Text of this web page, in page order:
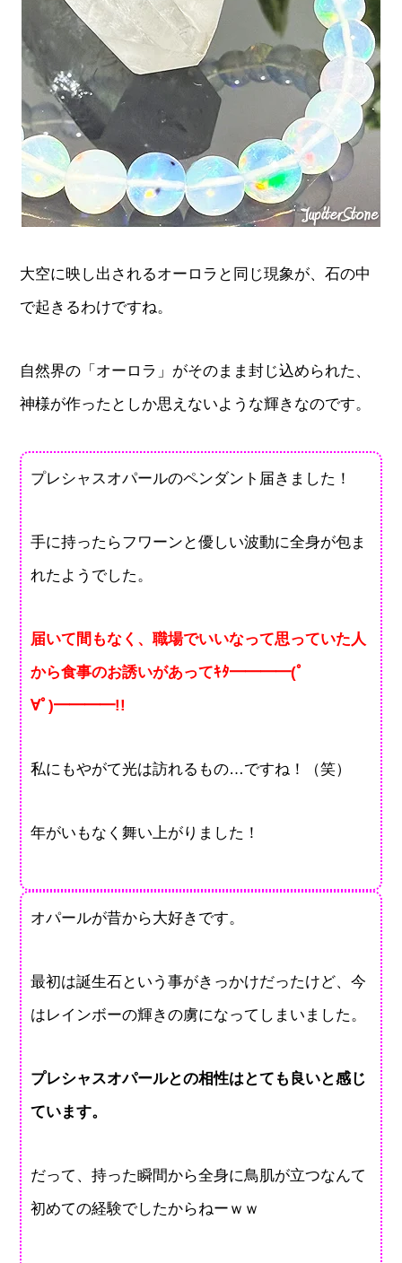
大空に映し出されるオーロラと同じ現象が、石の中
で起きるわけですね。
自然界の「オーロラ」がそのまま封じ込められた、
神様が作ったとしか思えないような輝きなのです。
プレシャスオパールのペンダント届きました！
手に持ったらフワーンと優しい波動に全身が包ま
れたようでした。
届いて間もなく、職場でいいなって思っていた人
から食事のお誘いがあってｷﾀ━━━━(ﾟ
∀ﾟ)━━━━!!
私にもやがて光は訪れるもの…ですね！（笑）
年がいもなく舞い上がりました！
オパールが昔から大好きです。
最初は誕生石という事がきっかけだったけど、今
はレインボーの輝きの虜になってしまいました。
プレシャスオパールとの相性はとても良いと感じ
ています。
だって、持った瞬間から全身に鳥肌が立つなんて
初めての経験でしたからねーｗｗ